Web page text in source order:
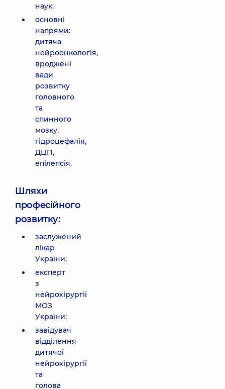
наук;
основні
напрями:
дитяча
нейроонкологія,
вроджені
вади
розвитку
головного
та
спинного
мозку,
гідроцефалія,
ДЦП,
епілепсія.
Шляхи
професійного
розвитку:
заслужений
лікар
України;
експерт
з
нейрохірургії
МОЗ
України;
завідувач
відділення
дитячої
нейрохірургії
та
голова